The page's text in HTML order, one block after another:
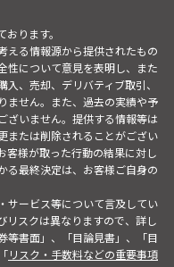
ります。
える情報源から提供されたもの
性について意見を表明し、また
、売却、デリバティブ取引、
ません。また、過去の実績や予
ざいません。提供する情報等は
または削除されることがござい
客様が取った行動の結果に対し
る最終決定は、お客様ご自身の
サービス等について言及してい
リスクは異なりますので、詳し
等書面」、「目論見書」、「目
リスク・手数料などの重要事項